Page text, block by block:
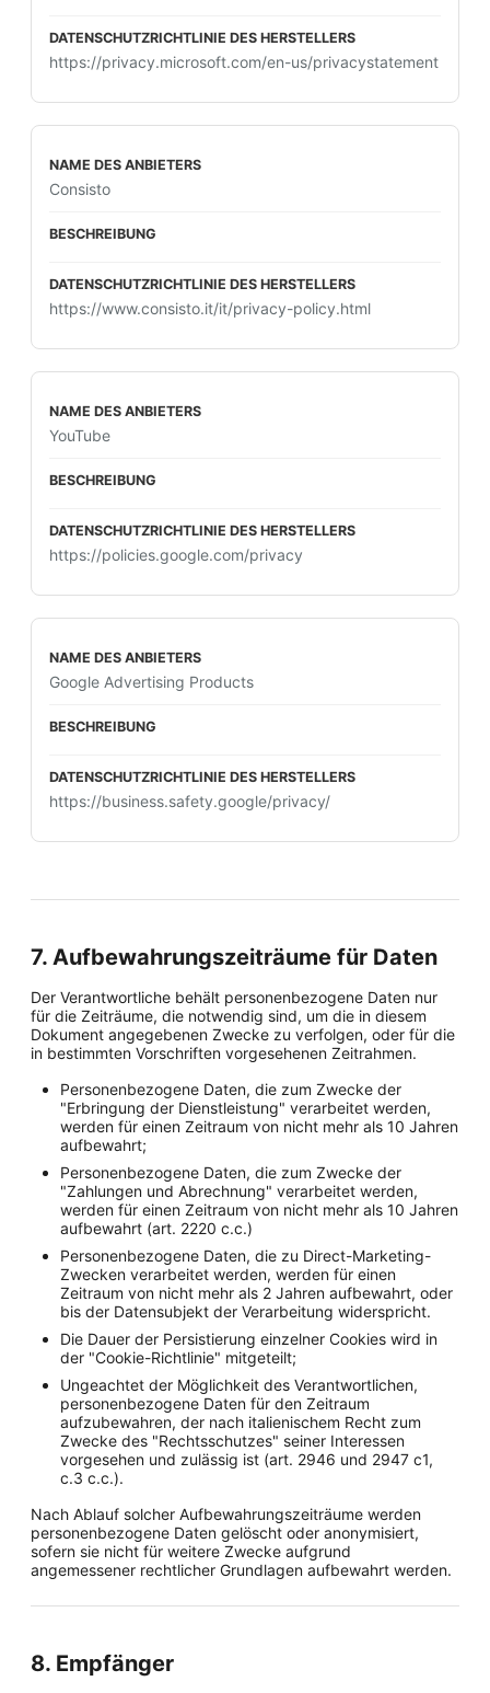
https://privacy.microsoft.com/en-us/privacystatement
Consisto
https://www.consisto.it/it/privacy-policy.html
YouTube
https://policies.google.com/privacy
Google Advertising Products
https://business.safety.google/privacy/
7. Aufbewahrungszeiträume für Daten
Der Verantwortliche behält personenbezogene Daten nur
für die Zeiträume, die notwendig sind, um die in diesem
Dokument angegebenen Zwecke zu verfolgen, oder für die
in bestimmten Vorschriften vorgesehenen Zeitrahmen.
Personenbezogene Daten, die zum Zwecke der
"Erbringung der Dienstleistung" verarbeitet werden,
werden für einen Zeitraum von nicht mehr als 10 Jahren
aufbewahrt;
Personenbezogene Daten, die zum Zwecke der
"Zahlungen und Abrechnung" verarbeitet werden,
werden für einen Zeitraum von nicht mehr als 10 Jahren
aufbewahrt (art. 2220 c.c.)
Personenbezogene Daten, die zu Direct-Marketing-
Zwecken verarbeitet werden, werden für einen
Zeitraum von nicht mehr als 2 Jahren aufbewahrt, oder
bis der Datensubjekt der Verarbeitung widerspricht.
Die Dauer der Persistierung einzelner Cookies wird in
der "Cookie-Richtlinie" mitgeteilt;
Ungeachtet der Möglichkeit des Verantwortlichen,
personenbezogene Daten für den Zeitraum
aufzubewahren, der nach italienischem Recht zum
Zwecke des "Rechtsschutzes" seiner Interessen
vorgesehen und zulässig ist (art. 2946 und 2947 c1,
c.3 c.c.).
Nach Ablauf solcher Aufbewahrungszeiträume werden
personenbezogene Daten gelöscht oder anonymisiert,
sofern sie nicht für weitere Zwecke aufgrund
angemessener rechtlicher Grundlagen aufbewahrt werden.
8. Empfänger